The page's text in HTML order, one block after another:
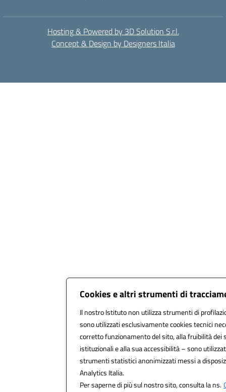
Cookies e altri strumenti di
Il nostro Istituto non utilizza strumenti di
sono utilizzati esclusivamente cookies tecnici
corretto funzionamento del sito, alla fruibilità dei
istituzionali e alla sua accessibilità – sono
strumenti statistici anonimizzati messi a
Analytics Italia.
Per saperne di più sul nostro sito, consulta la ns.
Hosting & Powered by 3D Solution S.r.l.
Concept & Design by Designers Italia